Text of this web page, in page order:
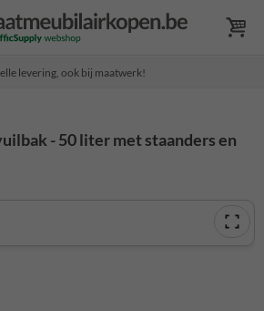
levering, ook bij maatwerk!
- 50 liter met staanders en